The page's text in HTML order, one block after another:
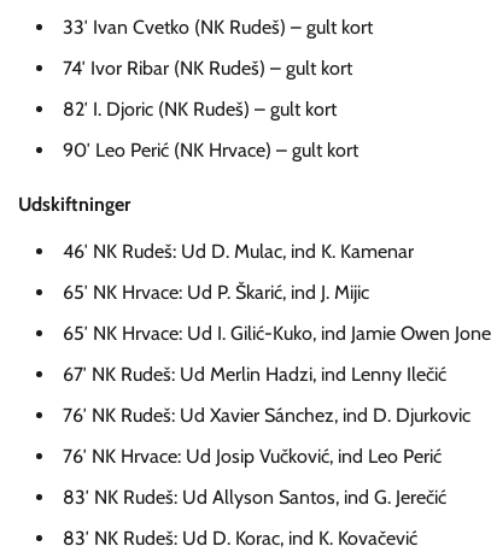
33′ Ivan Cvetko (NK Rudeš) – gult kort
74′ Ivor Ribar (NK Rudeš) – gult kort
82′ I. Djoric (NK Rudeš) – gult kort
90′ Leo Perić (NK Hrvace) – gult kort
Udskiftninger
46′ NK Rudeš: Ud D. Mulac, ind K. Kamenar
65′ NK Hrvace: Ud P. Škarić, ind J. Mijic
65′ NK Hrvace: Ud I. Gilić-Kuko, ind Jamie Owen
67′ NK Rudeš: Ud Merlin Hadzi, ind Lenny Ilečić
76′ NK Rudeš: Ud Xavier Sánchez, ind D. Djurkovic
76′ NK Hrvace: Ud Josip Vučković, ind Leo Perić
83′ NK Rudeš: Ud Allyson Santos, ind G. Jerečić
83′ NK Rudeš: Ud D. Korac, ind K. Kovačević